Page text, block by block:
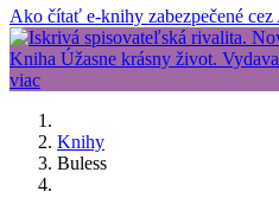
Ako čítať e-knihy zabezpečené
Knihy
Buless